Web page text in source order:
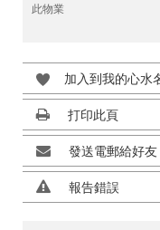
此物業
加入到我的心水
打印此頁
發送電郵給好友
報告錯誤